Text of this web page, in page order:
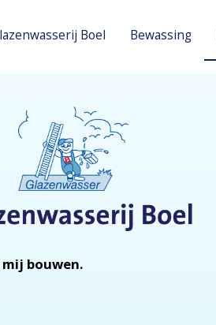
Boel Bewassing
bouwen.